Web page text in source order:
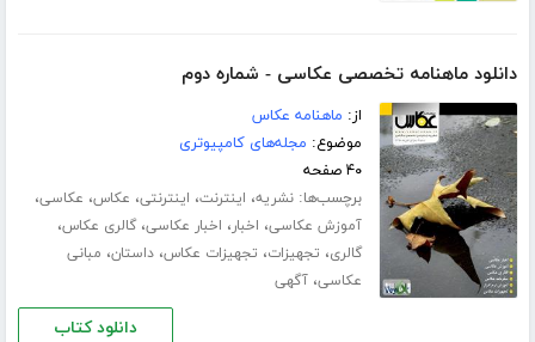
دانلود ماهنامه تخصصی عکاسی - شماره دوم
از: ماهنامه عکاس
موضوع: مجله‌های کامپیوتری
۴۰ صفحه
برچسب‌ها:نشریه، اینترنت، اینترنتی، عکاس، عکاسی،
آموزش عکاسی، اخبار، اخبار عکاسی،گالری عکاس،
گالری، تجهیزات، تجهیزات عکاس،داستان، مبانی
عکاسی،آگهی
دانلود کتاب